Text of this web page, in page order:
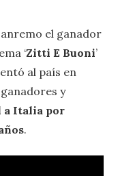
el ganador
‘Zitti E Buoni’
al país en
y
a Italia por
.